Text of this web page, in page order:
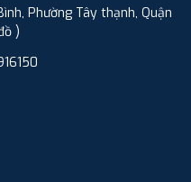
Phường Tây thạnh, Quận
)